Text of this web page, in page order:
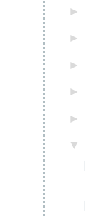
►
►
►
►
►
▼